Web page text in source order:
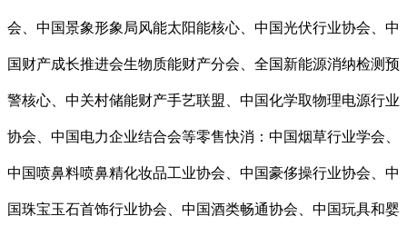
会、中国景象形象局风能太阳能核心、中国光伏行业协会、中
国财产成长推进会生物质能财产分会、全国新能源消纳检测预
警核心、中关村储能财产手艺联盟、中国化学取物理电源行业
协会、中国电力企业结合会等零售快消：中国烟草行业学会、
中国喷鼻料喷鼻精化妆品工业协会、中国豪侈操行业协会、中
国珠宝玉石首饰行业协会、中国酒类畅通协会、中国玩具和婴